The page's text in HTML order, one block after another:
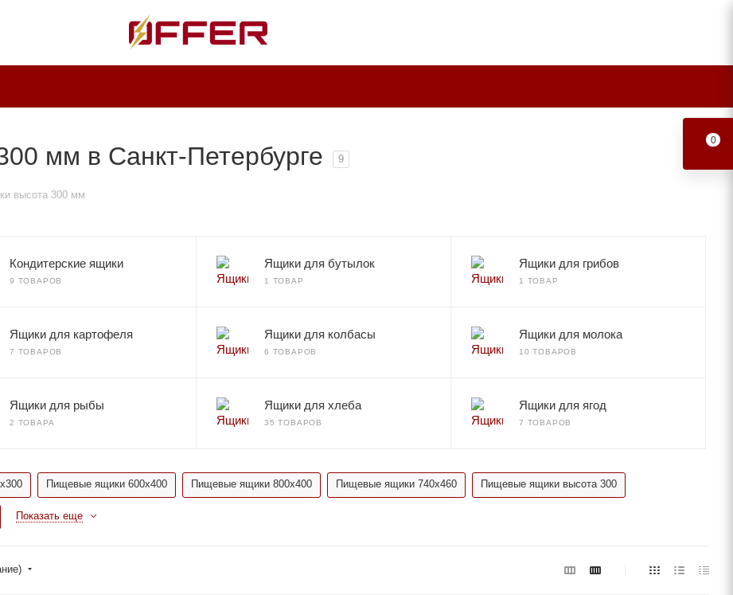
мм в Санкт-Петербурге 9
высота 300 мм
Кондитерские ящики
9 ТОВАРОВ
Ящики для бутылок
1 ТОВАР
Ящики для грибов
1 ТОВАР
Ящики для картофеля
7 ТОВАРОВ
Ящики для колбасы
6 ТОВАРОВ
Ящики для молока
10 ТОВАРОВ
Ящики для рыбы
2 ТОВАРА
Ящики для хлеба
35 ТОВАРОВ
Ящики для ягод
7 ТОВАРОВ
Пищевые ящики 600x400 Пищевые ящики 800x400 Пищевые ящики 740x460 Пищевые ящики высота 300
Показать еще
0